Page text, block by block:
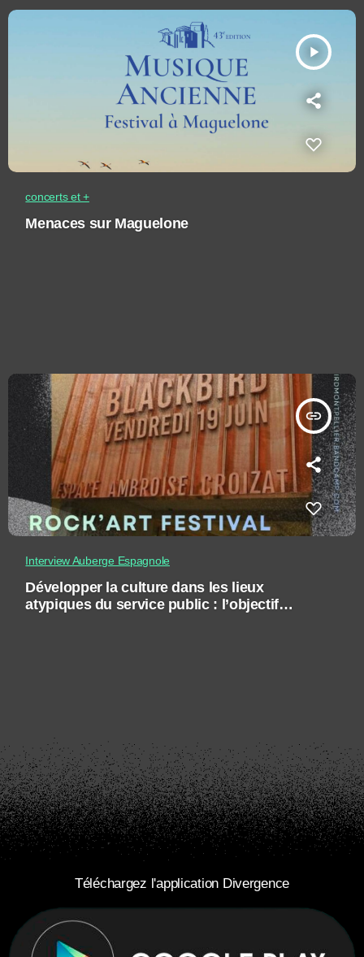
play_arrow
concerts et +
Menaces sur Maguelone
insert_link
Interview Auberge Espagnole
Développer la culture dans les lieux
atypiques du service public : l’objectif
Téléchargez l'application Divergence